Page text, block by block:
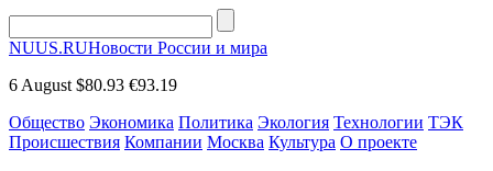
NUUS.RUНовости России и мира
6 August $80.93 €93.19
Общество Экономика Политика Экология Технологии ТЭК
Происшествия Компании Москва Культура О проекте